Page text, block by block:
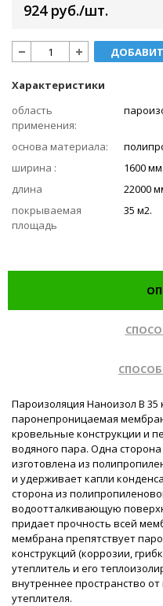
924 руб./шт.
Характеристики
область
применения:
основа материала:
ширина :
1600 мм.
длина
22000
покрываемая
площадь
35 м2.
Пароизоляция Наноизол B 35
паронепроницаемая
кровельные конструкции и
водяного пара. Одна
изготовлена из
и удерживает капли
сторона из
водоотталкивающую
придает прочность всей
мембрана препятствует
конструкций (коррозии,
утеплитель и его
внутреннее пространство
утеплителя.